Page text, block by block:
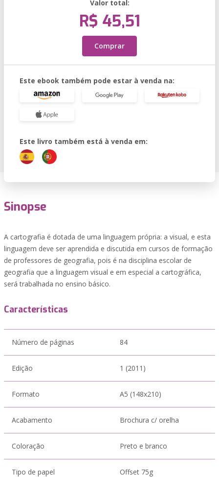
Valor total:
R$ 45,51
Comprar
Este ebook também pode estar à venda na:
Este livro também está à venda em:
Sinopse
A cartografia é dotada de uma linguagem própria: a visual, e esta
linguagem deve ser aprendida e discutida em cursos de formação
de professores de geografia, pois é na disciplina escolar de
geografia que a linguagem visual e em especial a cartográfica,
será trabalhada no ensino básico.
Características
Número de páginas 84
Edição 1 (2011)
Formato A5 (148x210)
Acabamento Brochura c/ orelha
Coloração Preto e branco
Tipo de papel Offset 75g